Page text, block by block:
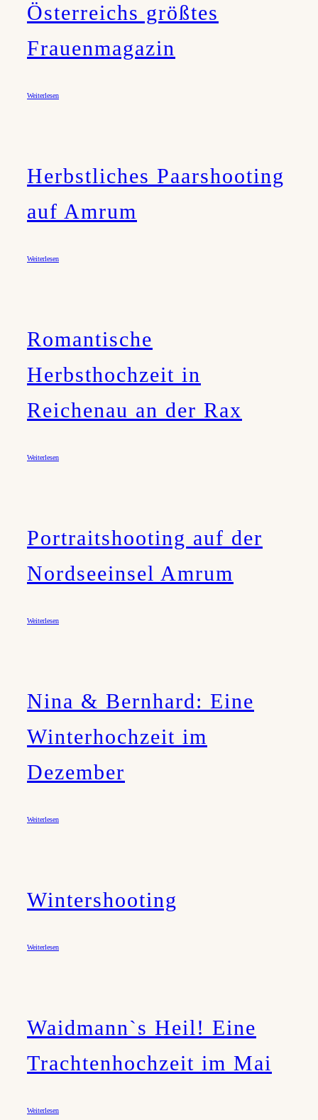
Österreichs größtes
Frauenmagazin
Weiterlesen
Herbstliches Paarshooting
auf Amrum
Weiterlesen
Romantische
Herbsthochzeit in
Reichenau an der Rax
Weiterlesen
Portraitshooting auf der
Nordseeinsel Amrum
Weiterlesen
Nina & Bernhard: Eine
Winterhochzeit im
Dezember
Weiterlesen
Wintershooting
Weiterlesen
Waidmann`s Heil! Eine
Trachtenhochzeit im Mai
Weiterlesen